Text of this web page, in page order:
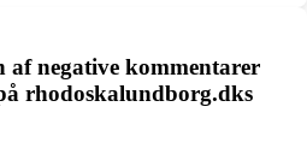
af negative kommentarer
rhodoskalundborg.dks